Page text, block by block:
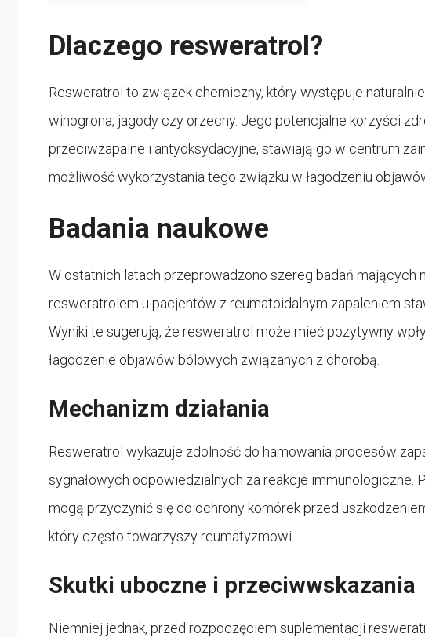
Dlaczego resweratrol?
Resweratrol to związek chemiczny, który występuje
winogrona, jagody czy orzechy. Jego potencjalne korzyści
przeciwzapalne i antyoksydacyjne, stawiają go w centrum
możliwość wykorzystania tego związku w łagodzeniu
Badania naukowe
W ostatnich latach przeprowadzono szereg badań mających
resweratrolem u pacjentów z reumatoidalnym zapaleniem
Wyniki te sugerują, że resweratrol może mieć pozytywny
łagodzenie objawów bólowych związanych z chorobą.
Mechanizm działania
Resweratrol wykazuje zdolność do hamowania procesów
sygnałowych odpowiedzialnych za reakcje immunologiczne.
mogą przyczynić się do ochrony komórek przed
który często towarzyszy reumatyzmowi.
Skutki uboczne i przeciwwskazania
Niemniej jednak, przed rozpoczęciem suplementacji